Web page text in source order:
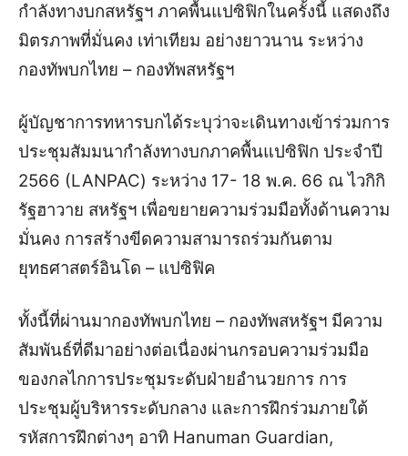
กำลังทางบกสหรัฐฯ ภาคพื้นแปซิฟิกในครั้งนี้ แสดงถึง
มิตรภาพที่มั่นคง เท่าเทียม อย่างยาวนาน ระหว่าง
กองทัพบกไทย – กองทัพสหรัฐฯ
ผู้บัญชาการทหารบกได้ระบุว่าจะเดินทางเข้าร่วมการ
ประชุมสัมมนากำลังทางบกภาคพื้นแปซิฟิก ประจำปี
2566 (LANPAC) ระหว่าง 17- 18 พ.ค. 66 ณ ไวกิกิ
รัฐฮาวาย สหรัฐฯ เพื่อขยายความร่วมมือทั้งด้านความ
มั่นคง การสร้างขีดความสามารถร่วมกันตาม
ยุทธศาสตร์อินโด – แปซิฟิค
ทั้งนี้ที่ผ่านมากองทัพบกไทย – กองทัพสหรัฐฯ มีความ
สัมพันธ์ที่ดีมาอย่างต่อเนื่องผ่านกรอบความร่วมมือ
ของกลไกการประชุมระดับฝ่ายอำนวยการ การ
ประชุมผู้บริหารระดับกลาง และการฝึกร่วมภายใต้
รหัสการฝึกต่างๆ อาทิ Hanuman Guardian,